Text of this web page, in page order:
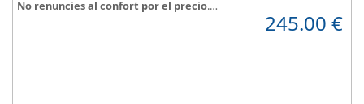
No renuncies al confort por el precio.
núcleo firme y resistenteque combinado
con su material viscoelástico ViscoPlume en ambas caras y algodón
245.00 €